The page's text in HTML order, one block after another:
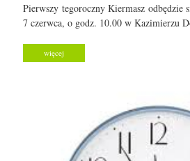
Pierwszy tegoroczny Kiermasz odbędzie
7 czerwca, o godz. 10.00 w Kazimierzu
więcej